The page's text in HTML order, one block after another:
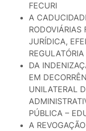
FECURI
A
RODOVIÁRIAS
JURÍDICA,
DA
EM
UNILATERAL
PÚBLICA –
A